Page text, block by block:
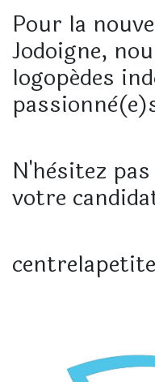
Pour la
Jodoigne,
logopédes
N'hèsitez
votre